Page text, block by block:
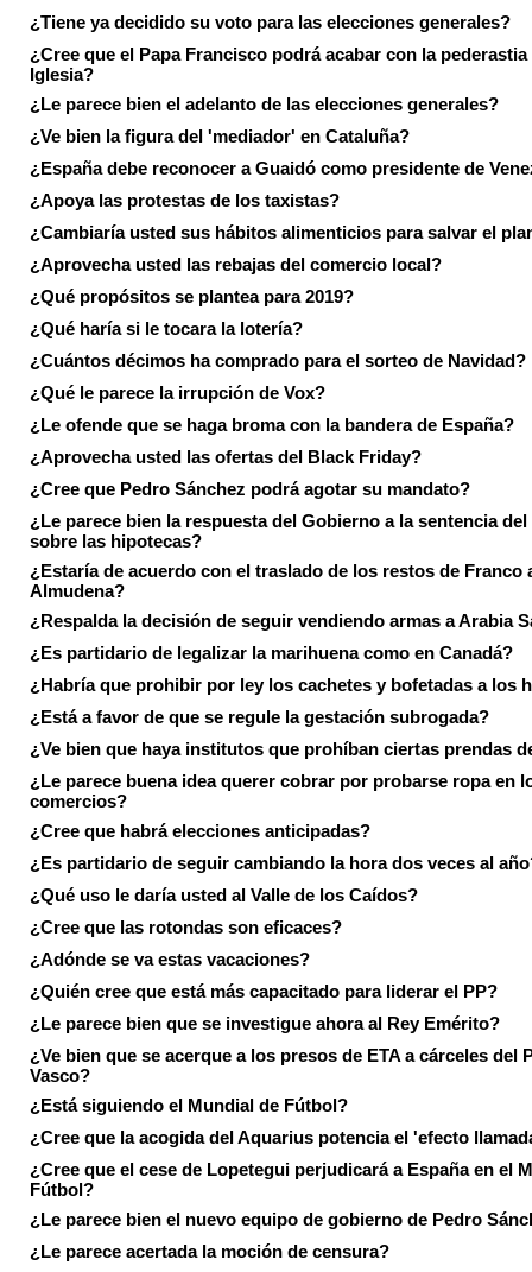
¿Tiene ya decidido su voto para las elecciones generales?
¿Cree que el Papa Francisco podrá acabar con la pederastia
Iglesia?
¿Le parece bien el adelanto de las elecciones generales?
¿Ve bien la figura del 'mediador' en Cataluña?
¿España debe reconocer a Guaidó como presidente de
¿Apoya las protestas de los taxistas?
¿Cambiaría usted sus hábitos alimenticios para salvar el
¿Aprovecha usted las rebajas del comercio local?
¿Qué propósitos se plantea para 2019?
¿Qué haría si le tocara la lotería?
¿Cuántos décimos ha comprado para el sorteo de Navidad?
¿Qué le parece la irrupción de Vox?
¿Le ofende que se haga broma con la bandera de España?
¿Aprovecha usted las ofertas del Black Friday?
¿Cree que Pedro Sánchez podrá agotar su mandato?
¿Le parece bien la respuesta del Gobierno a la sentencia
sobre las hipotecas?
¿Estaría de acuerdo con el traslado de los restos de Franco
Almudena?
¿Respalda la decisión de seguir vendiendo armas a Arabia
¿Es partidario de legalizar la marihuena como en Canadá?
¿Habría que prohibir por ley los cachetes y bofetadas a los
¿Está a favor de que se regule la gestación subrogada?
¿Ve bien que haya institutos que prohíban ciertas prendas
¿Le parece buena idea querer cobrar por probarse ropa en
comercios?
¿Cree que habrá elecciones anticipadas?
¿Es partidario de seguir cambiando la hora dos veces al
¿Qué uso le daría usted al Valle de los Caídos?
¿Cree que las rotondas son eficaces?
¿Adónde se va estas vacaciones?
¿Quién cree que está más capacitado para liderar el PP?
¿Le parece bien que se investigue ahora al Rey Emérito?
¿Ve bien que se acerque a los presos de ETA a cárceles del
Vasco?
¿Está siguiendo el Mundial de Fútbol?
¿Cree que la acogida del Aquarius potencia el 'efecto
¿Cree que el cese de Lopetegui perjudicará a España en el
Fútbol?
¿Le parece bien el nuevo equipo de gobierno de Pedro
¿Le parece acertada la moción de censura?